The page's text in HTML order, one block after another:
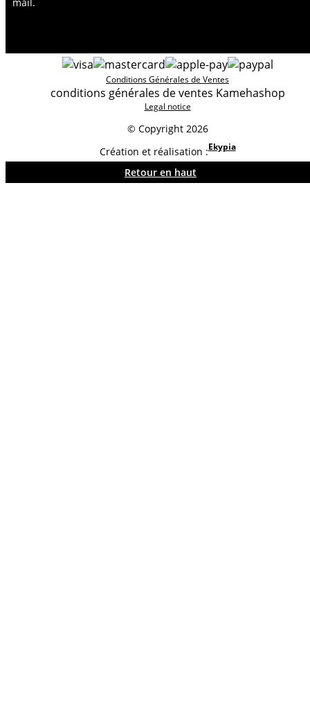
© Copyright 2026
Conditions Générales de Ventes
conditions générales de ventes Kamehashop
Legal notice
Création et réalisation :Ekypia
Retour en haut